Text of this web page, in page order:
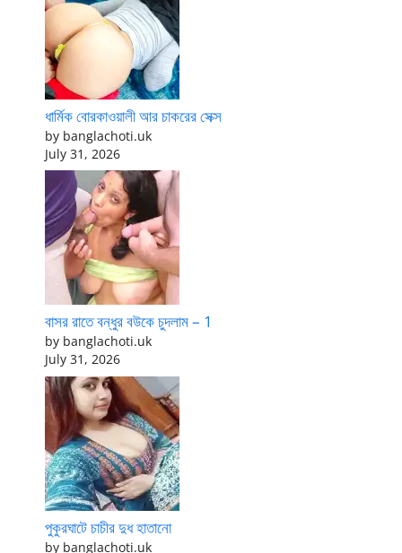
ধার্মিক বোরকাওয়ালী আর চাকরের সেক্স
by banglachoti.uk
July 31, 2026
বাসর রাতে বন্ধুর বউকে চুদলাম – 1
by banglachoti.uk
July 31, 2026
পুকুরঘাটে চাচীর দুধ হাতানো
by banglachoti.uk